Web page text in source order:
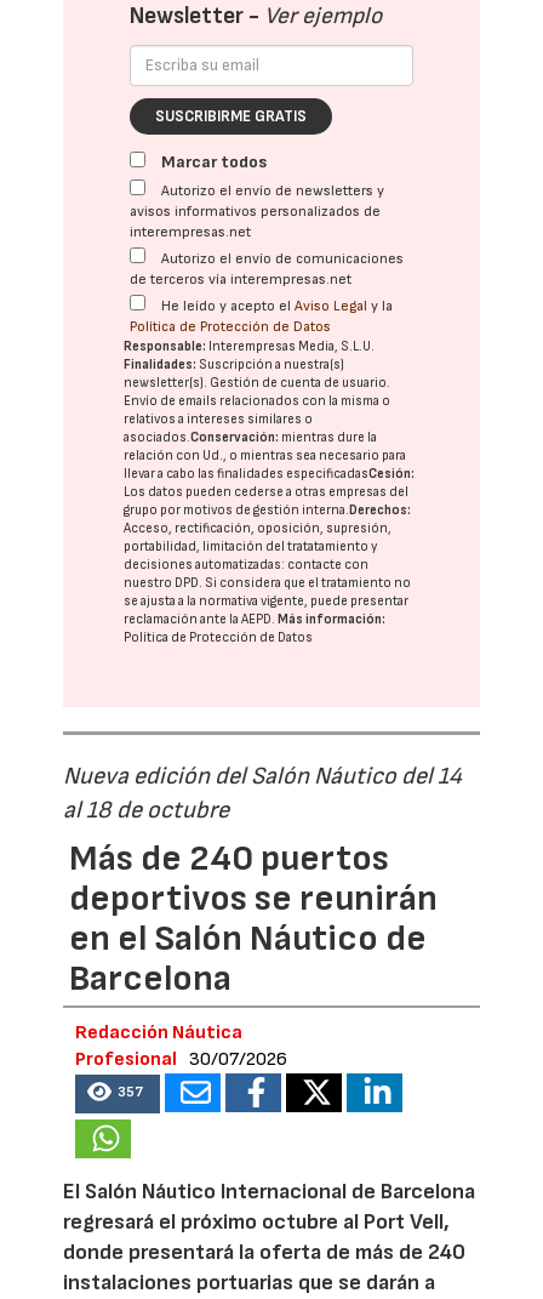
Newsletter - Ver ejemplo
SUSCRIBIRME GRATIS
Marcar todos
Autorizo el envío de newsletters y
avisos informativos personalizados de
interempresas.net
Autorizo el envío de comunicaciones
de terceros vía interempresas.net
He leído y acepto elAviso Legal y la
Política de Protección de Datos
Responsable: Interempresas Media, S.L.U.
Finalidades: Suscripción a nuestra(s)
newsletter(s). Gestión de cuenta de usuario.
Envío de emails relacionados con la misma o
relativos a intereses similares o
asociados.Conservación: mientras dure la
relación con Ud., o mientras sea necesario para
llevar a cabo las finalidades especificadasCesión:
Los datos pueden cederse a otras empresas del
grupo por motivos de gestión interna.Derechos:
Acceso, rectificación, oposición, supresión,
portabilidad, limitación del tratatamiento y
decisiones automatizadas: contacte con
nuestro DPD. Si considera que el tratamiento no
se ajusta a la normativa vigente, puede presentar
reclamación ante laAEPD.Más información:
Política de Protección de Datos
Nueva edición del Salón Náutico del 14
al 18 de octubre
Más de 240 puertos
deportivos se reunirán
en el Salón Náutico de
Barcelona
Redacción Náutica
Profesional
30/07/2026
357
El Salón Náutico Internacional de Barcelona
regresará el próximo octubre al Port Vell,
donde presentará la oferta de más de 240
instalaciones portuarias que se darán a